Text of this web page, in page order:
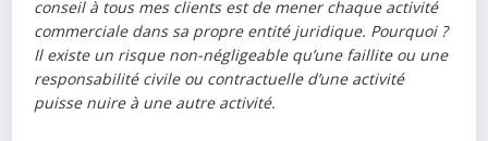
conseil à tous mes clients est de mener chaque activité
commerciale dans sa propre entité juridique. Pourquoi ?
Il existe un risque non-négligeable qu’une faillite ou une
responsabilité civile ou contractuelle d’une activité
puisse nuire à une autre activité.